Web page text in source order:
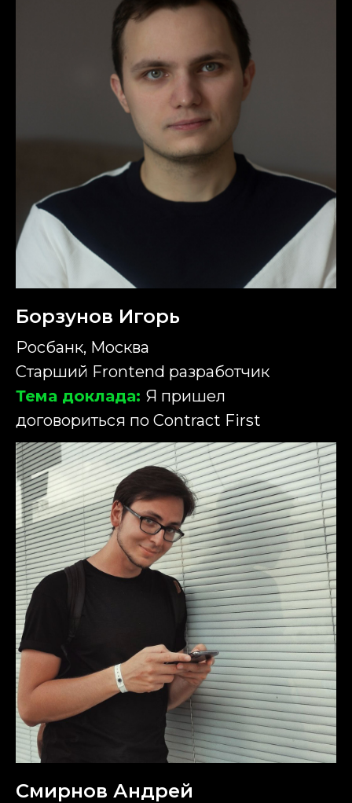
Борзунов Игорь
Росбанк, Москва
Старший Frontend разработчик
Тема доклада: Я пришел
договориться по Contract First
Смирнов Андрей